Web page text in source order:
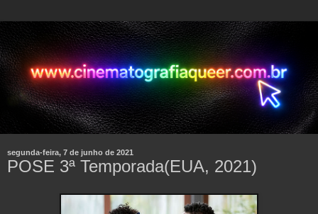
segunda-feira, 7 de junho de 2021
POSE 3ª Temporada(EUA, 2021)